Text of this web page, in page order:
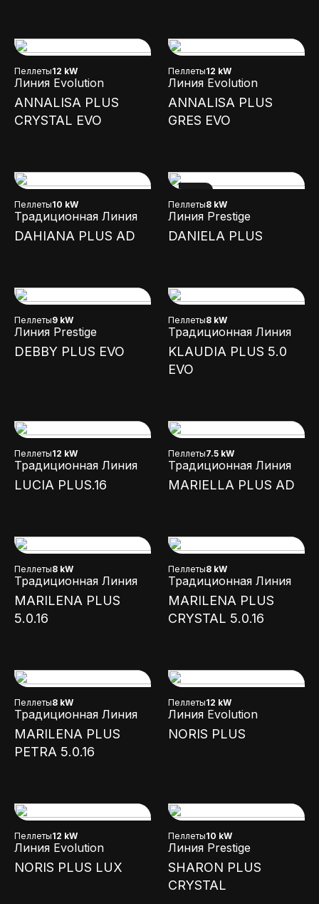
Пеллеты12 kW
Линия Evolution
ANNALISA PLUS
CRYSTAL EVO
Пеллеты12 kW
Линия Evolution
ANNALISA PLUS
GRES EVO
Пеллеты10 kW
Традиционная Линия
DAHIANA PLUS AD
Пеллеты8 kW
Линия Prestige
DANIELA PLUS
Пеллеты9 kW
Линия Prestige
DEBBY PLUS EVO
Пеллеты8 kW
Традиционная Линия
KLAUDIA PLUS 5.0
EVO
Пеллеты12 kW
Традиционная Линия
LUCIA PLUS.16
Пеллеты7.5 kW
Традиционная Линия
MARIELLA PLUS AD
Пеллеты8 kW
Традиционная Линия
MARILENA PLUS
5.0.16
Пеллеты8 kW
Традиционная Линия
MARILENA PLUS
CRYSTAL 5.0.16
Пеллеты8 kW
Традиционная Линия
MARILENA PLUS
PETRA 5.0.16
Пеллеты12 kW
Линия Evolution
NORIS PLUS
Пеллеты12 kW
Линия Evolution
NORIS PLUS LUX
Пеллеты10 kW
Линия Prestige
SHARON PLUS
CRYSTAL